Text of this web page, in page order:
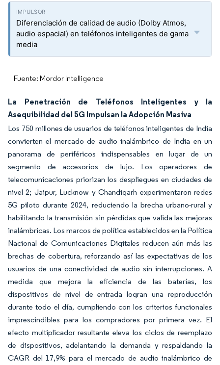
Diferenciación de calidad de audio (Dolby Atmos,
audio espacial) en teléfonos inteligentes de gama
media
Fuente: Mordor Intelligence
La Penetración de Teléfonos Inteligentes y la
Asequibilidad del 5G Impulsan la Adopción Masiva
Los 750 millones de usuarios de teléfonos inteligentes de India
convierten el mercado de audio inalámbrico de India en un
panorama de periféricos indispensables en lugar de un
segmento de accesorios de lujo. Los operadores de
telecomunicaciones priorizan los despliegues en ciudades de
nivel 2; Jaipur, Lucknow y Chandigarh experimentaron redes
5G piloto durante 2024, reduciendo la brecha urbano-rural y
habilitando la transmisión sin pérdidas que valida las mejoras
inalámbricas. Los marcos de política establecidos en la Política
Nacional de Comunicaciones Digitales reducen aún más las
brechas de cobertura, reforzando así las expectativas de los
usuarios de una conectividad de audio sin interrupciones. A
medida que mejora la eficiencia de las baterías, los
dispositivos de nivel de entrada logran una reproducción
durante todo el día, cumpliendo con los criterios funcionales
imprescindibles para los compradores por primera vez. El
efecto multiplicador resultante eleva los ciclos de reemplazo
de dispositivos, adelantando la demanda y respaldando la
CAGR del 17,9% para el mercado de audio inalámbrico de